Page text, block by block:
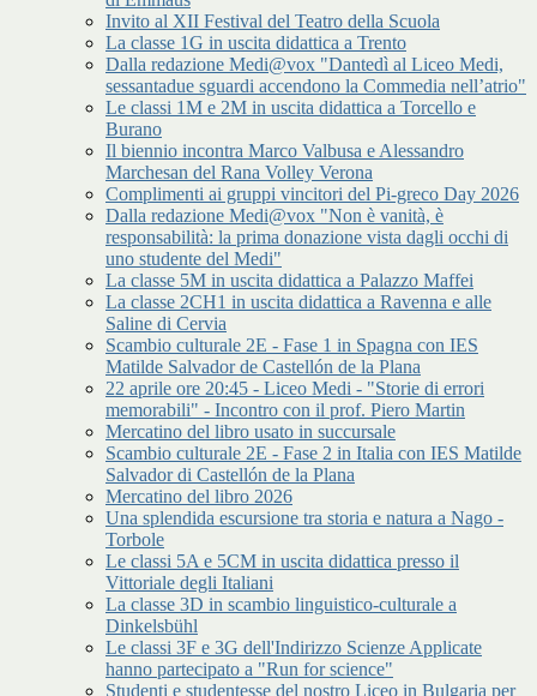
Invito al XII Festival del Teatro della Scuola
La classe 1G in uscita didattica a Trento
Dalla redazione Medi@vox "Dantedì al Liceo Medi,
sessantadue sguardi accendono la Commedia nell’atrio"
Le classi 1M e 2M in uscita didattica a Torcello e
Burano
Il biennio incontra Marco Valbusa e Alessandro
Marchesan del Rana Volley Verona
Complimenti ai gruppi vincitori del Pi-greco Day 2026
Dalla redazione Medi@vox "Non è vanità, è
responsabilità: la prima donazione vista dagli occhi di
uno studente del Medi"
La classe 5M in uscita didattica a Palazzo Maffei
La classe 2CH1 in uscita didattica a Ravenna e alle
Saline di Cervia
Scambio culturale 2E - Fase 1 in Spagna con IES
Matilde Salvador de Castellón de la Plana
22 aprile ore 20:45 - Liceo Medi - "Storie di errori
memorabili" - Incontro con il prof. Piero Martin
Mercatino del libro usato in succursale
Scambio culturale 2E - Fase 2 in Italia con IES Matilde
Salvador di Castellón de la Plana
Mercatino del libro 2026
Una splendida escursione tra storia e natura a Nago -
Torbole
Le classi 5A e 5CM in uscita didattica presso il
Vittoriale degli Italiani
La classe 3D in scambio linguistico-culturale a
Dinkelsbühl
Le classi 3F e 3G dell'Indirizzo Scienze Applicate
hanno partecipato a "Run for science"
Studenti e studentesse del nostro Liceo in Bulgaria per